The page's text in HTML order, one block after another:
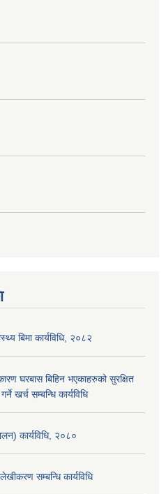
बिमा कार्यविधि, २०८२
घरबास बिहिन भएकाहरुको सुरक्षित
खर्च सम्बन्धि कार्यविधि
कार्यविधि, २०८०
सम्बन्धि कार्यविधि